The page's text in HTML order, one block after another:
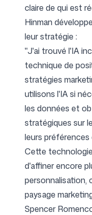
claire de qui est
Hinman
leur stratégie :
"J'ai trouvé l'IA
technique de
stratégies
utilisons l'IA si
les données et
stratégiques sur
leurs
Cette
d'affiner encore
personnalisation,
paysage
Spencer